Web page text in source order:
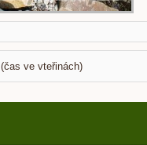
(čas ve vteřinách)